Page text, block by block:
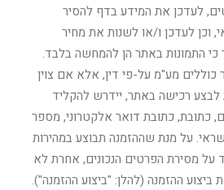
לעדכן את המידע בדף להסיר
וכן לעדכן ו/או לשנות את מחיר
התמונות באתר הן להמחשה בלבד.
כוללים מע"מ על-פי דין, אלא אם צוין
רכישה באתר, יידרש להקליד
כתובת, כתובת דואר אלקטרוני, מספר
על מנת שההזמנה תבוצע במהירות
על מסירת הפרטים הנכונים, אחרת לא
ההזמנה (להלן: "ביצוע ההזמנה").